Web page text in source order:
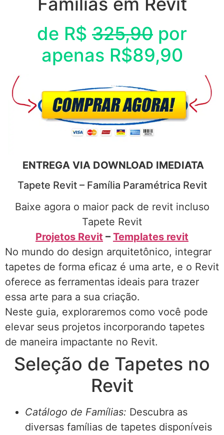
de R$ 325,90 por
apenas R$89,90
ENTREGA VIA DOWNLOAD IMEDIATA
Tapete Revit – Família Paramétrica Revit
Baixe agora o maior pack de revit incluso
Tapete Revit
Projetos Revit – Templates revit
No mundo do design arquitetônico, integrar
tapetes de forma eficaz é uma arte, e o Revit
oferece as ferramentas ideais para trazer
essa arte para a sua criação.
Neste guia, exploraremos como você pode
elevar seus projetos incorporando tapetes
de maneira impactante no Revit.
Seleção de Tapetes no
Revit
Catálogo de Famílias: Descubra as
diversas famílias de tapetes disponíveis